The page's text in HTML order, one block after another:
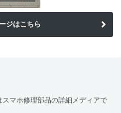
ジはこちら
スマホ修理部品の詳細メディアで